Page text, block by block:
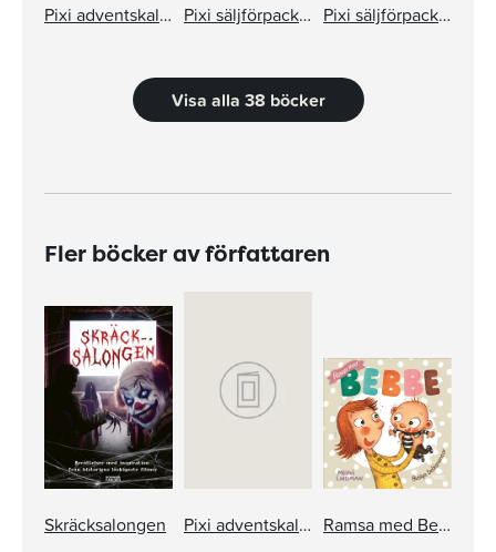
Pixi adventskalender – Maria Nilsson Thore Pixi säljförpackning serie 248 Pixi säljförpackning serie 249
Visa alla 38 böcker
Fler böcker av författaren
Skräcksalongen Pixi adventskalender – Jan Lööf Ramsa med Bebbe